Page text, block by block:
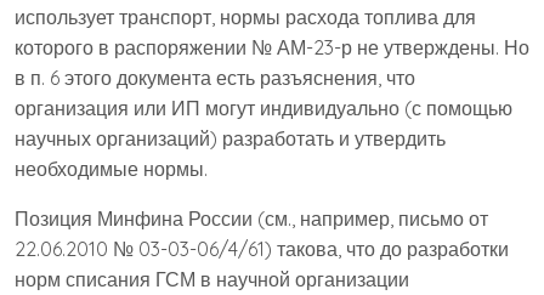
использует транспорт, нормы расхода топлива для
которого в распоряжении № АМ-23-р не утверждены. Но
в п. 6 этого документа есть разъяснения, что
организация или ИП могут индивидуально (с помощью
научных организаций) разработать и утвердить
необходимые нормы.
Позиция Минфина России (см., например, письмо от
22.06.2010 № 03-03-06/4/61) такова, что до разработки
норм списания ГСМ в научной организации